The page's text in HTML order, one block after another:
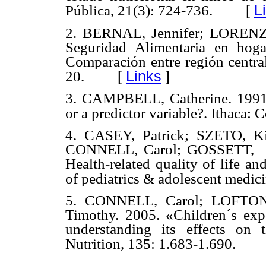
Pública, 21(3): 724-736. [
2. BERNAL, Jennifer;
Seguridad Alimentaria en
Comparación entre región
20. [ Links ]
3. CAMPBELL, Catherine.
or a predictor variable?. Ithaca:
4. CASEY, Patrick; SZETO,
CONNELL, Carol;
Health-related quality of life
of pediatrics & adolescent
5. CONNELL, Carol;
Timothy. 2005. «Children´s
understanding its effects
Nutrition, 135: 1.683-1.690.